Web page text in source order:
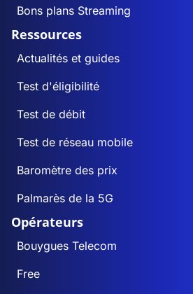
Bons plans Streaming
Ressources
Actualités et guides
Test d'éligibilité
Test de débit
Test de réseau mobile
Baromètre des prix
Palmarès de la 5G
Opérateurs
Bouygues Telecom
Free